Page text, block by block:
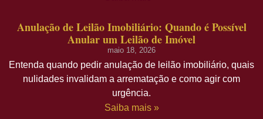
Anulação de Leilão Imobiliário: Quando é Possível
Anular um Leilão de Imóvel
maio 18, 2026
Entenda quando pedir anulação de leilão imobiliário, quais
nulidades invalidam a arrematação e como agir com
urgência.
Saiba mais »